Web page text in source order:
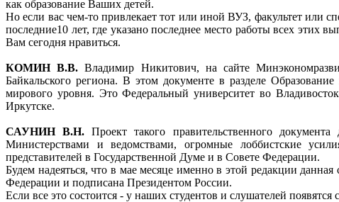
как образование Ваших детей.
Но если вас чем-то привлекает тот или иной ВУЗ, факультет или
последние10 лет, где указано последнее место работы всех этих
Вам сегодня нравиться.
КОМИН В.В. Владимир Никитович, на сайте
Байкальского региона. В этом документе в разделе
мирового уровня. Это Федеральный университет во
Иркутске.
САУНИН В.Н. Проект такого правительственного
Министерствами и ведомствами, огромные лоббистские
представителей в Государственной Думе и в Совете Федерации.
Будем надеяться, что в мае месяце именно в этой редакции
Федерации и подписана Президентом России.
Если все это состоится - у наших студентов и слушателей